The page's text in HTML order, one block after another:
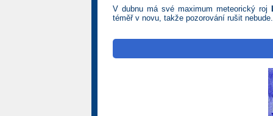
V dubnu má své maximum meteorický roj
téměř v novu, takže pozorování rušit nebude.